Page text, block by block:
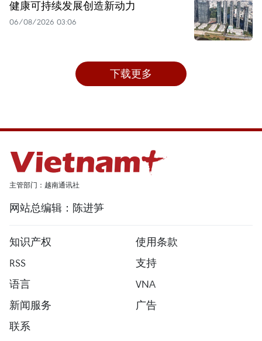
健康可持续发展创造新动力
06/08/2026 03:06
下载更多
主管部门：越南通讯社
网站总编辑：陈进笋
知识产权
使用条款
RSS
支持
语言
VNA
新闻服务
广告
联系